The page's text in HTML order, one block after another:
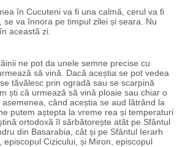
în Cucuteni va fi una calmă, cerul va fi
se va înnora pe timpul zilei și seara. Nu
această zi.
ne pot da unele semne precise cu
să vină. Dacă aceștia se pot vedea
tăvălesc prin ogradă sau se scarpină
ști că urmează să vină ploaie sau chiar o
când aceștia se aud lătrând la
putem aștepta la vreme rea și temperaturi
ortodoxă îl sărbătorește atât pe Sfântul
din Basarabia, cât și pe Sfântul Ierarh
episcopul Cizicului, și Miron, episcopul